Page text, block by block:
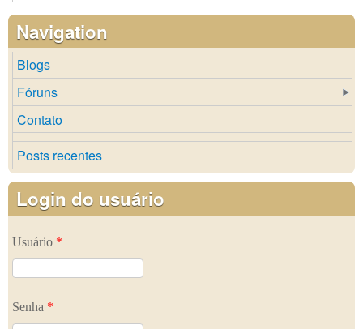
Navigation
Blogs
Fóruns
Contato
Posts recentes
Login do usuário
Usuário *
Senha *